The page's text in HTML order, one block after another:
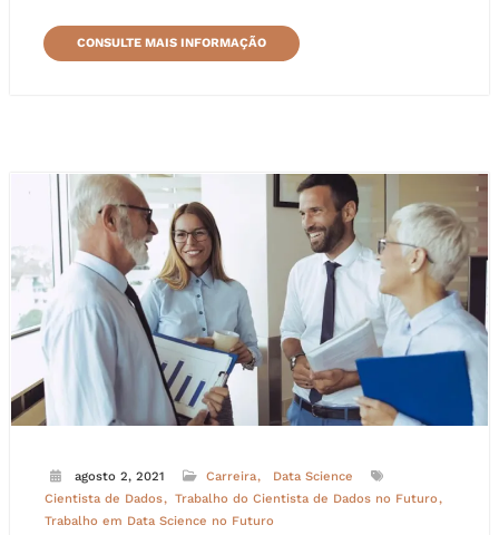
CONSULTE MAIS INFORMAÇÃO
agosto 2, 2021 Carreira
Data Science
Cientista de Dados
Trabalho do Cientista de Dados no Futuro
Trabalho em Data Science no Futuro